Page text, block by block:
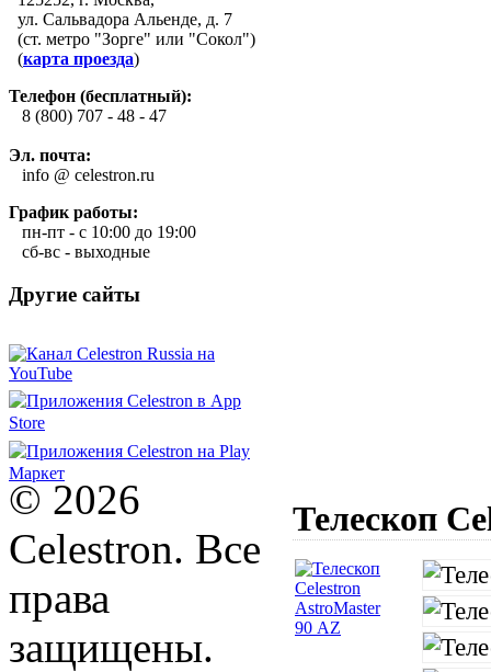
ул. Сальвадора Альенде, д. 7
(ст. метро "Зорге" или "Сокол")
(карта проезда)
Телефон (бесплатный):
8 (800) 707 - 48 - 47
Эл. почта:
info @ celestron.ru
График работы:
пн-пт - с 10:00 до 19:00
сб-вс - выходные
Другие сайты
Телескоп
© 2026
Celestron. Все
права
защищены.